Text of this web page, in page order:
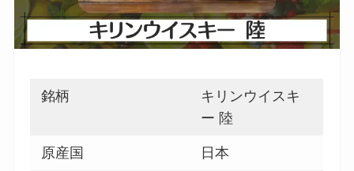
銘柄
キリンウイスキ
ー 陸
原産国 日本